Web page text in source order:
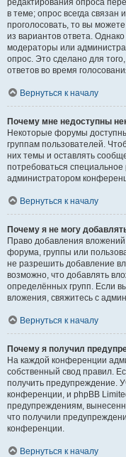
редактирования опроса
в теме; опрос всегда связан
проголосовать, то вы
из вариантов ответа.
модераторы или
опрос. Это сделано для
ответов во время
Вернуться к началу
Почему мне недоступны
Некоторые форумы
группам пользователей.
них темы и оставлять
потребоваться
администратором
Вернуться к началу
Почему я не могу
Право добавления
форума, группы или
не разрешить добавление
возможно, что добавлять
определённых групп. Если
вложения, свяжитесь с
Вернуться к началу
Почему я получил
На каждой конференции
собственный свод правил.
получить предупреждение.
конференции, и phpBB
предупреждениям,
что получили
конференции.
Вернуться к началу